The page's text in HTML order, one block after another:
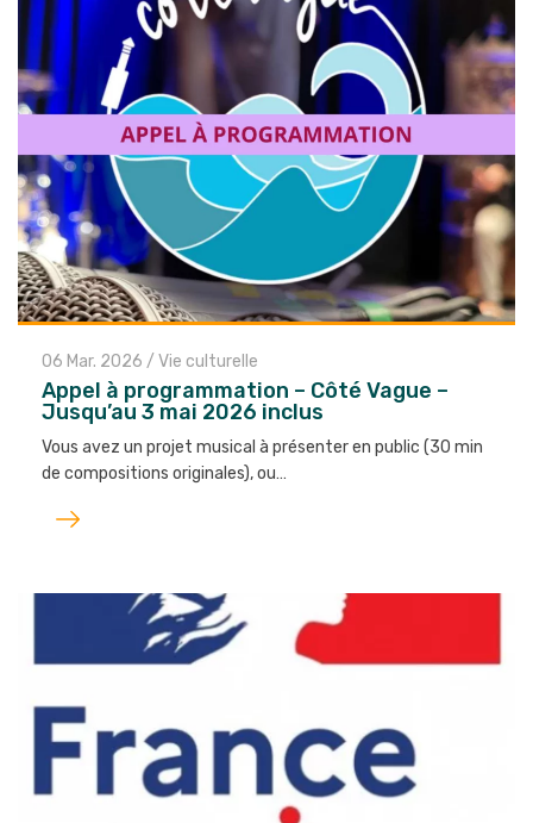
06 Mar. 2026 / Vie culturelle
Appel à programmation – Côté Vague –
Jusqu’au 3 mai 2026 inclus
Vous avez un projet musical à présenter en public (30 min
de compositions originales), ou…
Lire
l'article